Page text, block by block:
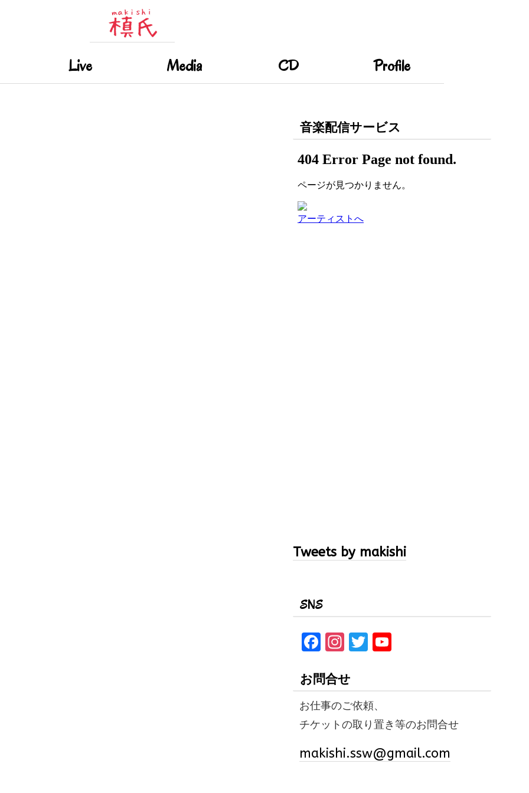
Live Media CD Profile
音楽配信サービス
Tweets by makishi
SNS
F
ce
b
o
o
k
In
a
gr
a
m
T
te
r
T
u
b
e
お問合せ
お仕事のご依頼、
チケットの取り置き等のお問合せ
makishi.ssw@gmail.com